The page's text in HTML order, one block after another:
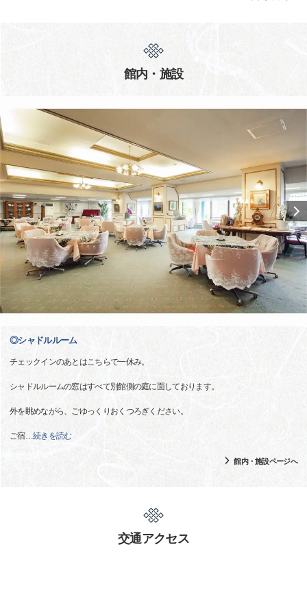
館内・施設
◎シャドルルーム
チェックインのあとはこちらで一休み。
シャドルルームの窓はすべて別館側の庭に面しております。
外を眺めながら、ごゆっくりおくつろぎください。
ご宿… 続きを読む
館内・施設ページへ
交通アクセス